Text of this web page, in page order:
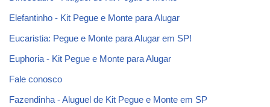
Elefantinho - Kit Pegue e Monte para Alugar
Eucaristia: Pegue e Monte para Alugar em SP!
Euphoria - Kit Pegue e Monte para Alugar
Fale conosco
Fazendinha - Aluguel de Kit Pegue e Monte em SP